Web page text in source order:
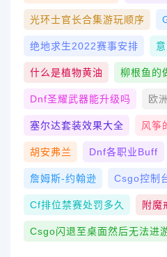
光环士官长合集游玩顺序
绝地求生2022赛事安排
什么是植物黄油 柳根鱼的
Dnf圣耀武器能升级吗 欧
塞尔达套装效果大全 风筝
胡安弗兰 Dnf各职业buff
詹姆斯-约翰逊 Csgo控制
Cf排位禁赛处罚多久 附魔
Csgo闪退至桌面然后无法进